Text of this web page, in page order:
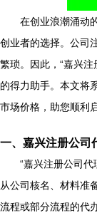
在创业浪潮涌动
创业者的选择。公司
繁琐。因此，“嘉兴
的得力助手。本文将
市场价格，助您顺利
一、嘉兴注册公司
“嘉兴注册公司
从公司核名、材料准
流程或部分流程的代